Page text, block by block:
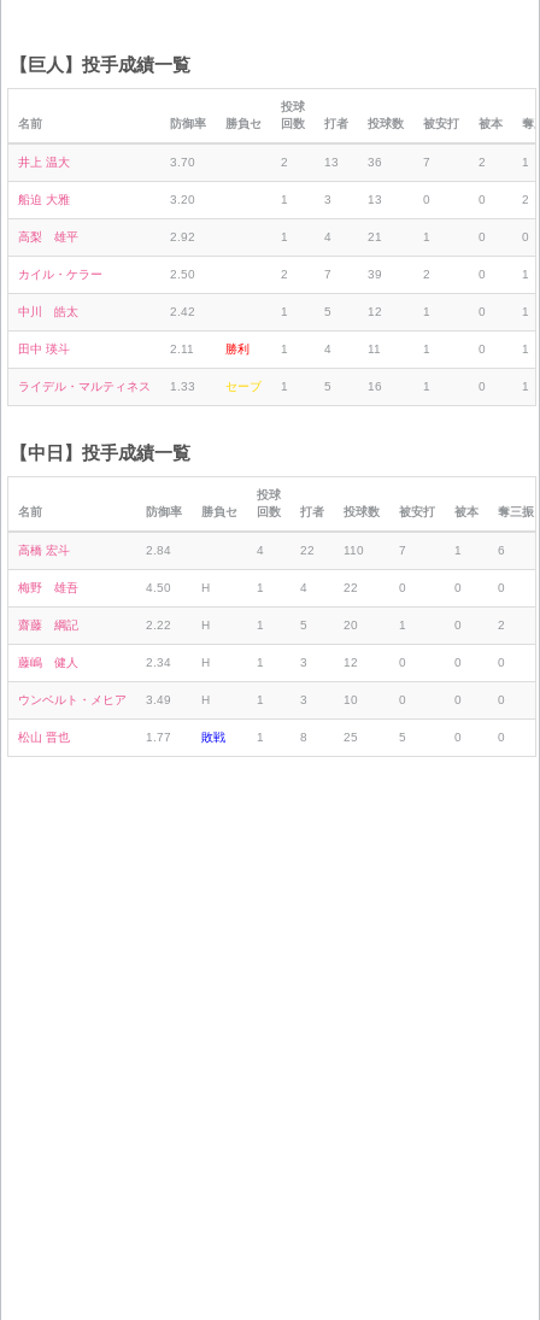
【巨人】投手成績一覧
名前 防御率 勝負セ
投球
回数
打者 投球数 被安打 被本 奪
井上 温大 3.70 2 13 36 7 2 1
船迫 大雅 3.20 1 3 13 0 0 2
高梨 雄平 2.92 1 4 21 1 0 0
カイル・ケラー 2.50 2 7 39 2 0 1
中川 皓太 2.42 1 5 12 1 0 1
田中 瑛斗 2.11 勝利 1 4 11 1 0 1
ライデル・マルティネス 1.33 セーブ 1 5 16 1 0 1
【中日】投手成績一覧
名前 防御率 勝負セ
投球
回数
打者 投球数 被安打 被本 奪三振
高橋 宏斗 2.84 4 22 110 7 1 6
梅野 雄吾 4.50 H 1 4 22 0 0 0
齋藤 綱記 2.22 H 1 5 20 1 0 2
藤嶋 健人 2.34 H 1 3 12 0 0 0
ウンベルト・メヒア 3.49 H 1 3 10 0 0 0
松山 晋也 1.77 敗戦 1 8 25 5 0 0